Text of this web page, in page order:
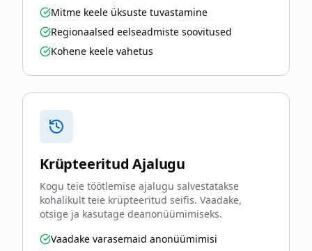
Mitme keele üksuste tuvastamine
Regionaalsed eelseadmiste soovitused
Kohene keele vahetus
Krüpteeritud Ajalugu
Kogu teie töötlemise ajalugu salvestatakse
kohalikult teie krüpteeritud seifis. Vaadake,
otsige ja kasutage deanonüümimiseks.
Vaadake varasemaid anonüümimisi